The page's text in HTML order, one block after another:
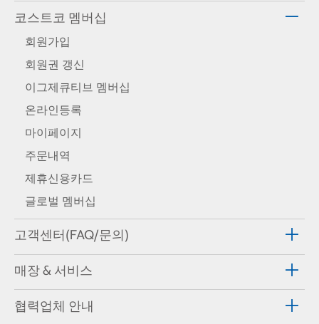
코스트코 멤버십
회원가입
회원권 갱신
이그제큐티브 멤버십
온라인등록
마이페이지
주문내역
제휴신용카드
글로벌 멤버십
고객센터(FAQ/문의)
매장 & 서비스
협력업체 안내